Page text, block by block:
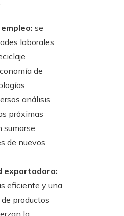
se
laborales
de
análisis
próximas
sumarse
de nuevos
exportadora:
eficiente y una
productos